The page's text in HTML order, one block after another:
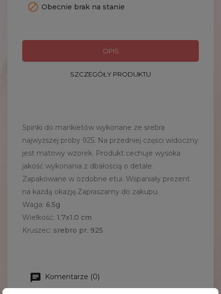
 Obecnie brak na stanie
OPIS
SZCZEGÓŁY PRODUKTU
Spinki do mankietów wykonane ze srebra
najwyższej próby 925. Na przedniej części widoczny
jest matowy wzorek. Produkt cechuje wysoka
jakość wykonania z dbałością o detale.
Zapakowane w ozdobne etui. Wspaniały prezent
na każdą okazję.Zapraszamy do zakupu.
Waga: 6.5g
Wielkość: 1.7x1.0 cm
Kruszec: srebro pr. 925
Komentarze (0)